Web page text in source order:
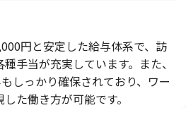
円と安定した給与体系で、訪
手当が充実しています。また、
しっかり確保されており、ワー
た働き方が可能です。